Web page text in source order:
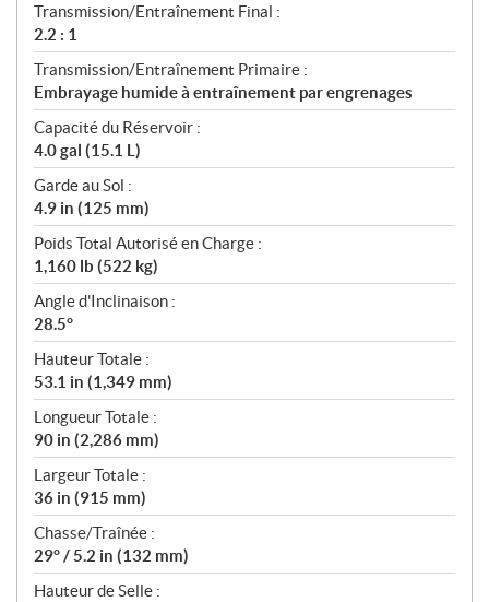
Transmission/Entraînement Final :
2.2 : 1
Transmission/Entraînement Primaire :
Embrayage humide à entraînement par engrenages
Capacité du Réservoir :
4.0 gal (15.1 L)
Garde au Sol :
4.9 in (125 mm)
Poids Total Autorisé en Charge :
1,160 lb (522 kg)
Angle d'Inclinaison :
28.5°
Hauteur Totale :
53.1 in (1,349 mm)
Longueur Totale :
90 in (2,286 mm)
Largeur Totale :
36 in (915 mm)
Chasse/Traînée :
29° / 5.2 in (132 mm)
Hauteur de Selle :